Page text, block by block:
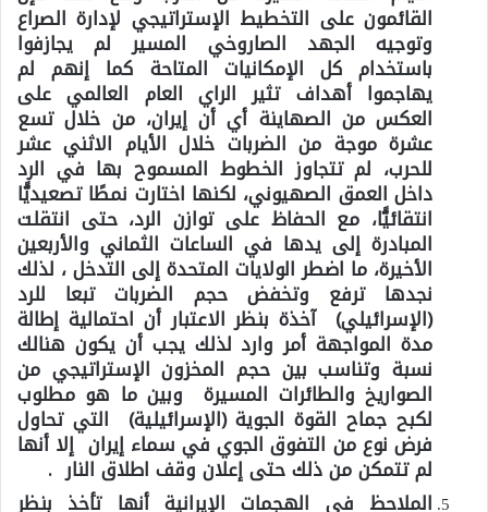
القائمون على التخطيط الإستراتيجي لإدارة الصراع
وتوجيه الجهد الصاروخي المسير لم يجازفوا
باستخدام كل الإمكانيات المتاحة كما إنهم لم
يهاجموا أهداف تثير الراي العام العالمي على
العكس من الصهاينة أي أن إيران، من خلال تسع
عشرة موجة من الضربات خلال الأيام الاثني عشر
للحرب، لم تتجاوز الخطوط المسموح بها في الرد
داخل العمق الصهيوني، لكنها اختارت نمطًا تصعيديًّا
انتقائيًّا، مع الحفاظ على توازن الرد، حتى انتقلت
المبادرة إلى يدها في الساعات الثماني والأربعين
الأخيرة، ما اضطر الولايات المتحدة إلى التدخل ، لذلك
نجدها ترفع وتخفض حجم الضربات تبعا للرد
(الإسرائيلي) آخذة بنظر الاعتبار أن احتمالية إطالة
مدة المواجهة أمر وارد لذلك يجب أن يكون هنالك
نسبة وتناسب بين حجم المخزون الإستراتيجي من
الصواريخ والطائرات المسيرة وبين ما هو مطلوب
لكبح جماح القوة الجوية (الإسرائيلية) التي تحاول
فرض نوع من التفوق الجوي في سماء إيران إلا أنها
لم تتمكن من ذلك حتى إعلان وقف اطلاق النار .
الملاحظ في الهجمات الإيرانية أنها تأخذ بنظر